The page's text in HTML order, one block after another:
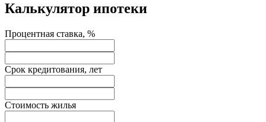
Калькулятор ипотеки
Процентная ставка, %
Срок кредитования, лет
Стоимость жилья